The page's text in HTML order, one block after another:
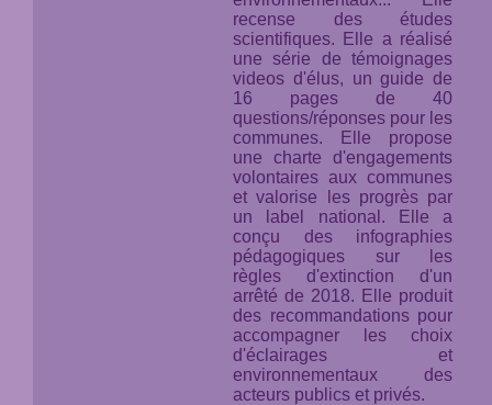
recense des études
scientifiques. Elle a réalisé
une série de témoignages
videos d'élus, un guide de
16 pages de 40
questions/réponses pour les
communes. Elle propose
une charte d'engagements
volontaires aux communes
et valorise les progrès par
un label national. Elle a
conçu des infographies
pédagogiques sur les
règles d'extinction d'un
arrêté de 2018. Elle produit
des recommandations pour
accompagner les choix
d'éclairages et
environnementaux des
acteurs publics et privés.